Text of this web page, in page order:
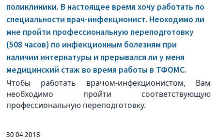
поликлиники. В настоящее время хочу работать по
специальности врач-инфекционист. Неоходимо ли
мне пройти профессиональную переподготовку
(508 часов) по инфекционным болезням при
наличии интернатуры и прерывался ли у меня
медицинский стаж во время работы в ТФОМС.
Чтобы работать врачом-инфекционистом, Вам
необходимо пройти соответствующую
профессиональную переподготовку.
30 04 2018